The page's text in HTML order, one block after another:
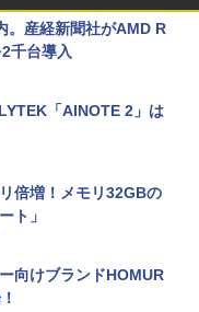
。産経新聞社がAMD R
千台導入
「AINOTE 2」は
倍増！メモリ32GBの
ト」
向けブランドHOMUR